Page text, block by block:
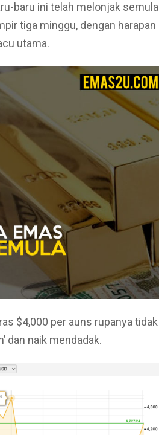
baru ini telah melonjak semula
tiga minggu, dengan harapan
utama.
$4,000 per auns rupanya tidak
dan naik mendadak.